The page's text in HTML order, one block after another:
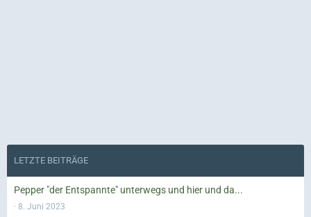
LETZTE BEITRÄGE
Pepper "der Entspannte" unterwegs und hier und da...
8. Juni 2023